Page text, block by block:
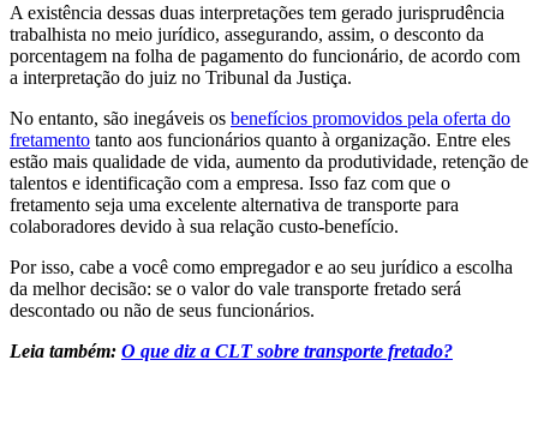
A existência dessas duas interpretações tem gerado jurisprudência
trabalhista no meio jurídico, assegurando, assim, o desconto da
porcentagem na folha de pagamento do funcionário, de acordo com
a interpretação do juiz no Tribunal da Justiça.
No entanto, são inegáveis os benefícios promovidos pela oferta do
fretamento tanto aos funcionários quanto à organização. Entre eles
estão mais qualidade de vida, aumento da produtividade, retenção de
talentos e identificação com a empresa. Isso faz com que o
fretamento seja uma excelente alternativa de transporte para
colaboradores devido à sua relação custo-benefício.
Por isso, cabe a você como empregador e ao seu jurídico a escolha
da melhor decisão: se o valor do vale transporte fretado será
descontado ou não de seus funcionários.
Leia também: O que diz a CLT sobre transporte fretado?